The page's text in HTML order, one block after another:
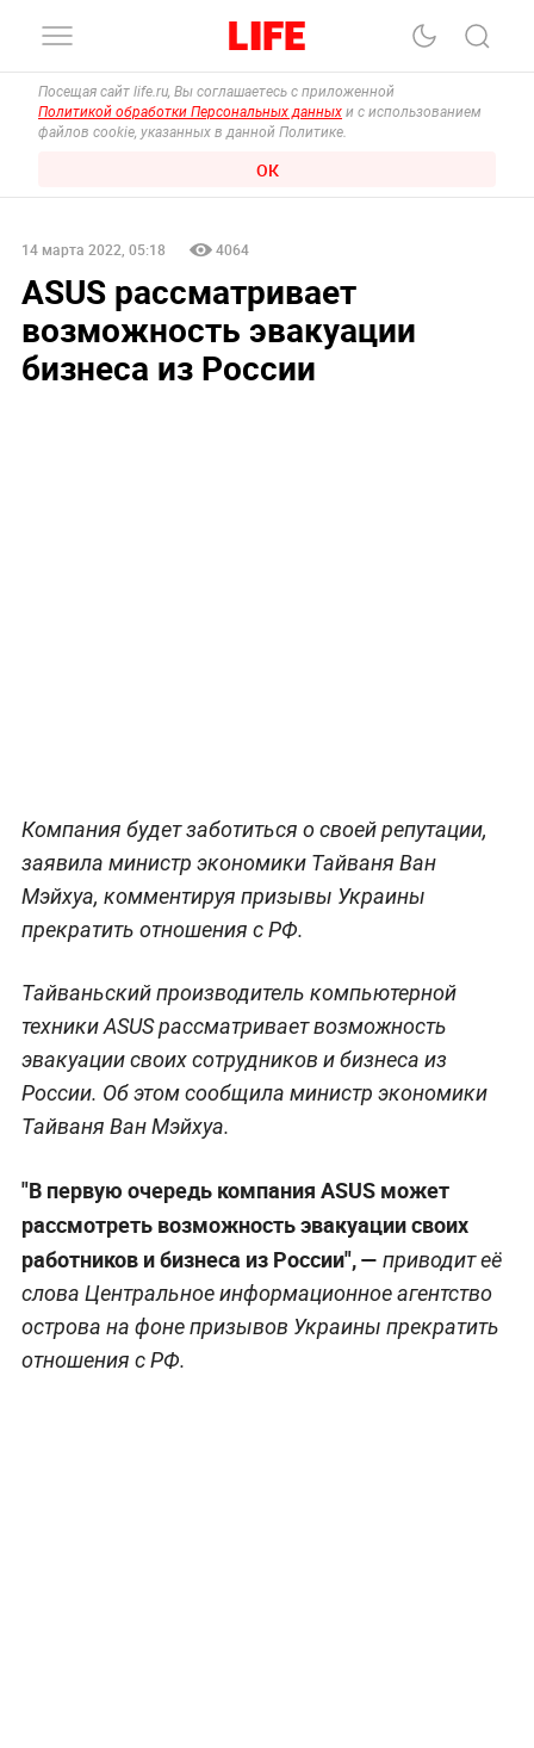
Посещая сайт life.ru, Вы соглашаетесь с приложенной
Политикой обработки Персональных данных и с использованием
файлов cookie, указанных в данной Политике.
ОК
14 марта 2022, 05:18 4064
ASUS рассматривает
возможность эвакуации
бизнеса из России
Компания будет заботиться о своей репутации,
заявила министр экономики Тайваня Ван
Мэйхуа, комментируя призывы Украины
прекратить отношения с РФ.
Тайваньский производитель компьютерной
техники ASUS рассматривает возможность
эвакуации своих сотрудников и бизнеса из
России. Об этом сообщила министр экономики
Тайваня Ван Мэйхуа.
"В первую очередь компания ASUS может
рассмотреть возможность эвакуации своих
работников и бизнеса из России", — приводит её
слова Центральное информационное агентство
острова на фоне призывов Украины прекратить
отношения с РФ.